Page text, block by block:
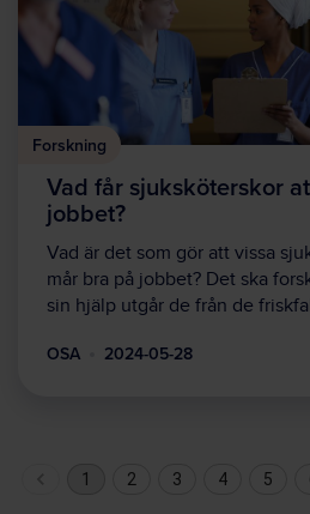
Forskning
Vad får sjuksköterskor
jobbet?
Vad är det som gör att vissa
mår bra på jobbet? Det ska
sin hjälp utgår de från de
OSA 2024-05-28
1 2 3 4 5